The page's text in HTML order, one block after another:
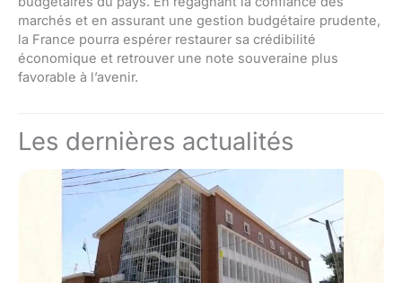
marchés et en assurant une gestion budgétaire prudente,
la France pourra espérer restaurer sa crédibilité
économique et retrouver une note souveraine plus
favorable à l’avenir.
Les dernières actualités